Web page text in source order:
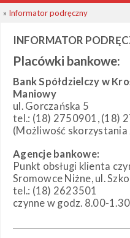
» Informator podręczny
INFORMATOR
Placówki bankowe:
Bank Spółdzielczy w
Maniowy
ul. Gorczańska 5
tel.: (18) 2750901, (18)
(Możliwość
Agencje bankowe:
Punkt obsługi klienta
Sromowce Niżne, ul.
tel.: (18) 2623501
czynne w godz. 8.00-1.30